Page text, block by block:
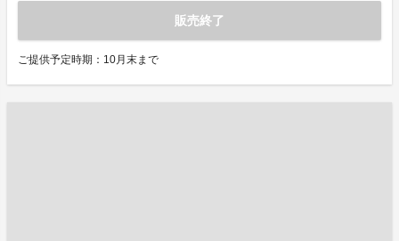
販売終了
ご提供予定時期：10月末まで